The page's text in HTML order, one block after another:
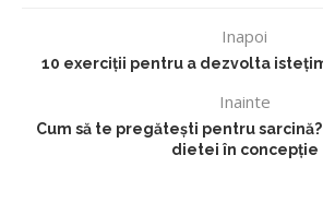
Inapoi
10 exerciții pentru a dezvolta
Inainte
Cum să te pregătești pentru
dietei în concepție